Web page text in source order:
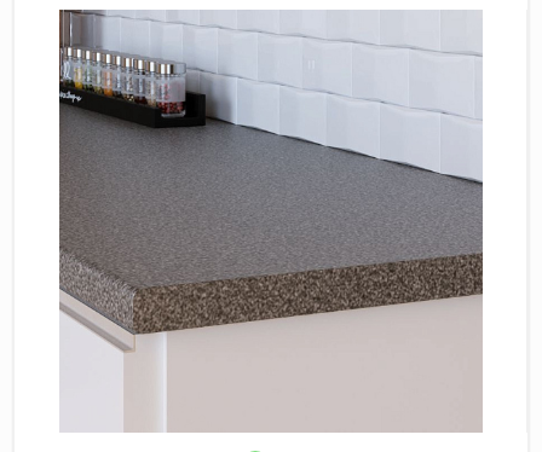
Декоры кухонных фартуков
Декоры ЛДСП для мебели
Декоры обоев под мебель